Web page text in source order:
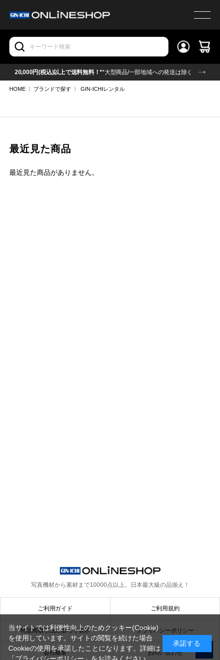
20,000円(税込)以上で送料無料！**大型商品/一部地域への発送は除く
HOME 〉 ブランドで探す 〉GIN-ICHIレンタル
最近見た商品
最近見た商品がありません。
写真機材から素材まで10000点以上。 日本最大級の品揃え！
ご利用ガイド ご利用規約
特定商取引法に基づく表示 プライバシーポリシー
会社概要 お問い合わせ
当サイトでは利便性向上のためクッキー(Cookie)
を使用しています。サイトの閲覧を続けた場合
Cookieの使用を承諾したことになります。詳細は
承諾する